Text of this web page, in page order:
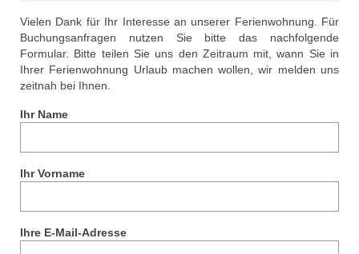
Home
Wohnung
Preise
Uns finden
Ausflüge
Vielen Dank für Ihr Interesse an unserer Ferienwohnung. Für
Buchungsanfragen nutzen Sie bitte das nachfolgende
Formular. Bitte teilen Sie uns den Zeitraum mit, wann Sie in
Ihrer Ferienwohnung Urlaub machen wollen, wir melden uns
zeitnah bei Ihnen.
Ihr Name
Ihr Vorname
Ihre E-Mail-Adresse